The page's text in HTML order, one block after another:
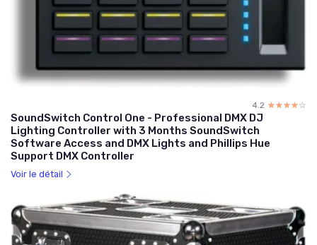
4.2 ☆☆☆☆☆
★★★★★
SoundSwitch Control One - Professional DMX DJ
Lighting Controller with 3 Months SoundSwitch
Software Access and DMX Lights and Phillips Hue
Support DMX Controller
Voir le détail